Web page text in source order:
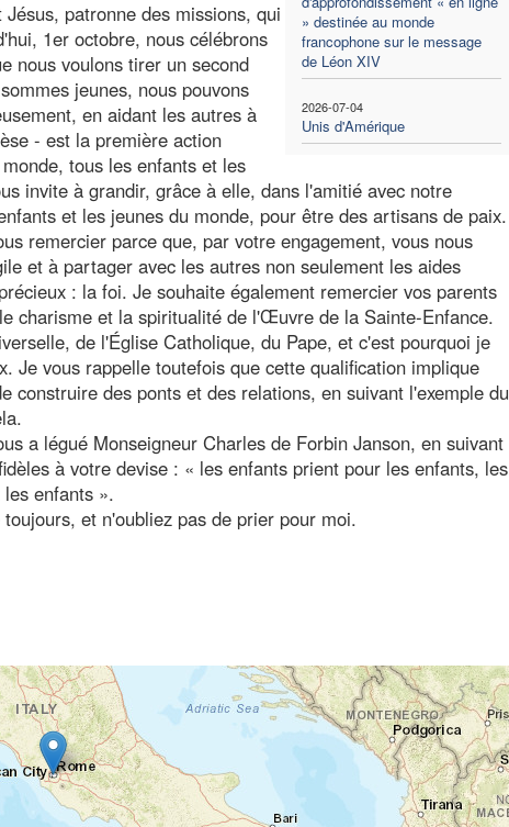
» destinée au monde
francophone sur le message
de Léon XIV
2026-07-04
Unis d'Amérique
patronne des missions, qui
1er octobre, nous célébrons
nous voulons tirer un second
jeunes, nous pouvons
en aidant les autres à
- est la première action
tous les enfants et les
invite à grandir, grâce à elle, dans l'amitié avec notre
et les jeunes du monde, pour être des artisans de paix.
remercier parce que, par votre engagement, vous nous
et à partager avec les autres non seulement les aides
: la foi. Je souhaite également remercier vos parents
charisme et la spiritualité de l'Œuvre de la Sainte-Enfance.
de l'Église Catholique, du Pape, et c'est pourquoi je
Je vous rappelle toutefois que cette qualification implique
construire des ponts et des relations, en suivant l'exemple du
a légué Monseigneur Charles de Forbin Janson, en suivant
à votre devise : « les enfants prient pour les enfants, les
enfants ».
et n'oubliez pas de prier pour moi.